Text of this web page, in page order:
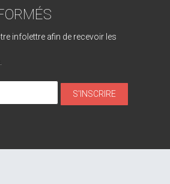
infolettre afin de recevoir les